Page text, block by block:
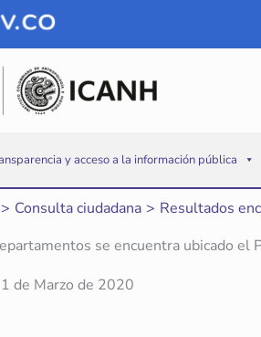
y acceso a la información pública
Consulta ciudadana Resultados
se encuentra ubicado
de Marzo de 2020